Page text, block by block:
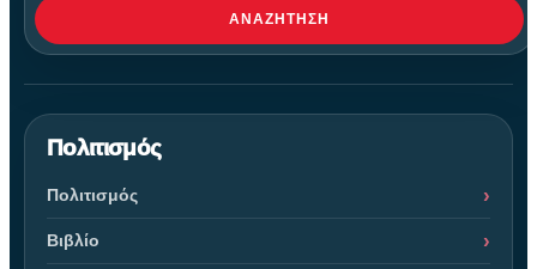
ΑΝΑΖΉΤΗΣΗ
Πολιτισμός
Πολιτισμός
Βιβλίο